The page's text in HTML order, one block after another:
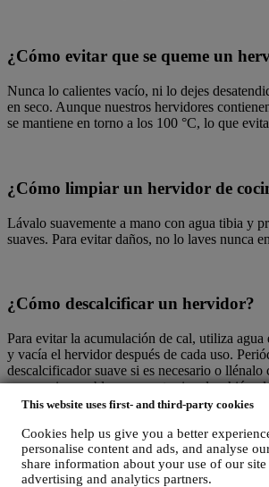
This website uses first- and third-party cookies
Cookies help us give you a better
personalise content and ads, and analyse
share information about your use of our
advertising and analytics partners.
¿Cómo evitar que se queme un
Nunca lo calientes vacío, ni lo dejes
en seco. Aunque nuestros hervidores
se mantiene en torno a los 100 °C, lo que
¿Cómo limpiar un hervidor de
Lávalo suavemente a mano con agua tibia y
suaves. Para evitar daños, no lo laves nunca
¿Cómo descalcificar un hervidor?
Para evitar la acumulación de cal, utiliza
y vacía el hervidor después de cada uso.
descalcificador suave si es necesario o llénalo
agua y vinagre blanco a partes iguales,
durante 20 minutos y aclárala.
¿Cómo evitar que se oxide?